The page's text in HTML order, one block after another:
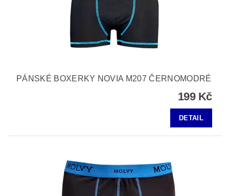
PÁNSKÉ BOXERKY NOVIA M207 ČERNOMODRÉ
199 Kč
DETAIL